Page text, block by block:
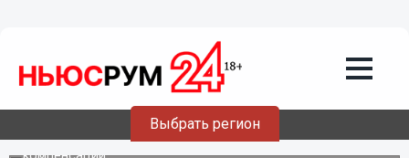
Выбрать регион
Нижегородца приговорили к 5 годам
условно за похищение ребенка
Суд признал Андрея Румянцева виновным в похищении
несовершеннолетнего и взыскал 300 тысяч рублей